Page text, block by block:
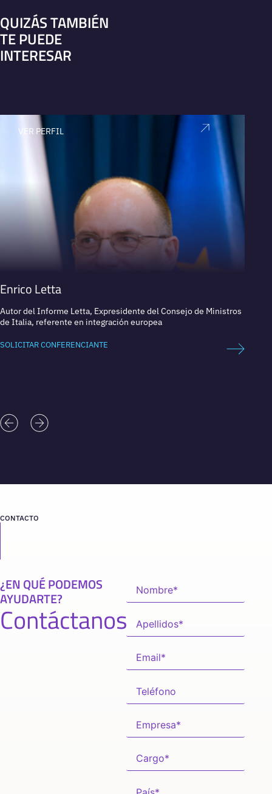
QUIZÁS TAMBIÉN
TE PUEDE
INTERESAR
VER PERFIL
Enrico Letta
Autor del Informe Letta, Expresidente del Consejo de Ministros
de Italia, referente en integración europea
SOLICITAR CONFERENCIANTE
CONTACTO
¿EN QUÉ PODEMOS
AYUDARTE?
Contáctanos